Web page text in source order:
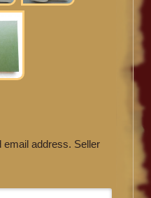
email address. Seller